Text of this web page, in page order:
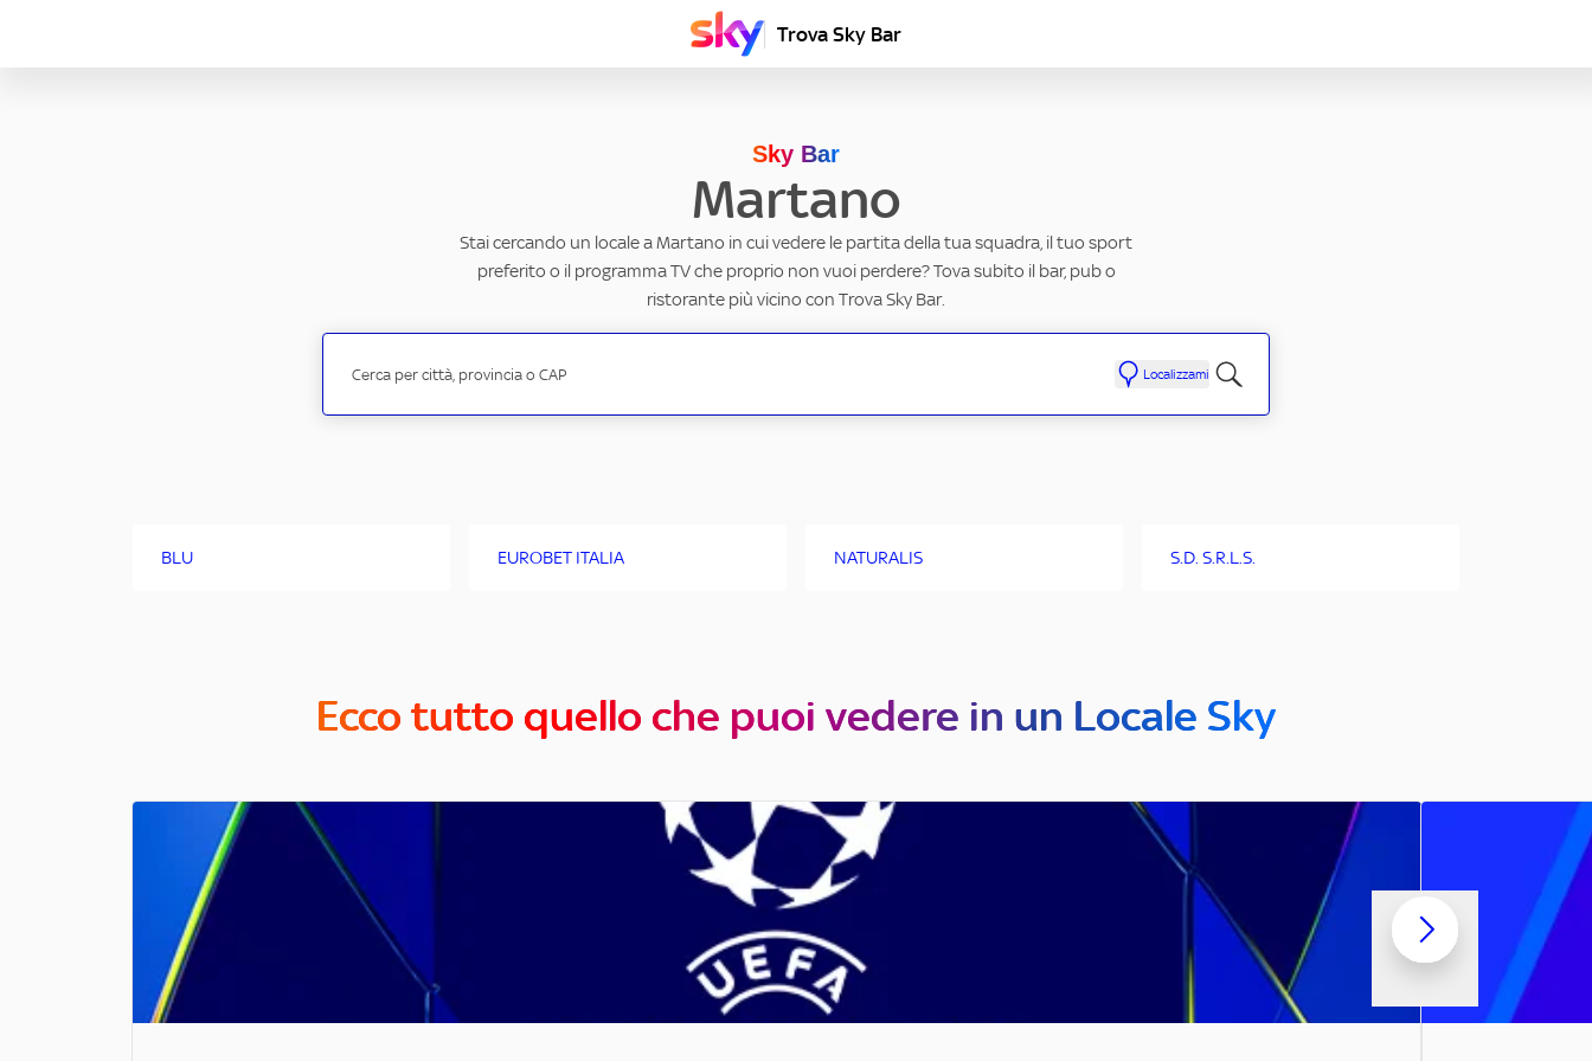
Trova Sky Bar
Sky Bar
Martano
Stai cercando un locale a Martano in cui vedere le partita della tua squadra, il tuo sport
preferito o il programma TV che proprio non vuoi perdere? Tova subito il bar, pub o
ristorante più vicino con Trova Sky Bar.
Localizzami
BLU EUROBET ITALIA NATURALIS S.D. S.R.L.S.
Ecco tutto quello che puoi vedere in un Locale Sky